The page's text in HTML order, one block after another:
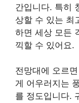
간입니다. 특히
상할 수 있는 최
하면 세상 모든
끽할 수 있어요.
전망대에 오르
게 어우러지는
를 정도입니다.